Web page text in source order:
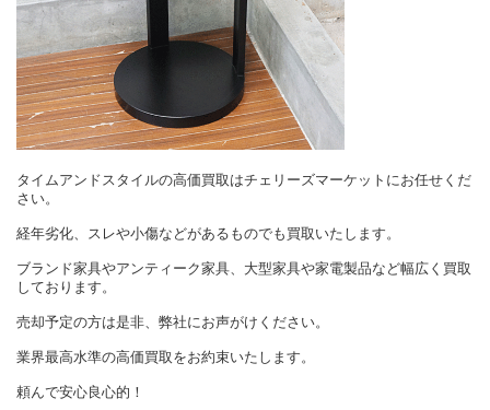
タイムアンドスタイルの高価買取はチェリーズマーケットにお任せくだ
さい。
経年劣化、スレや小傷などがあるものでも買取いたします。
ブランド家具やアンティーク家具、大型家具や家電製品など幅広く買取
しております。
売却予定の方は是非、弊社にお声がけください。
業界最高水準の高価買取をお約束いたします。
頼んで安心良心的！